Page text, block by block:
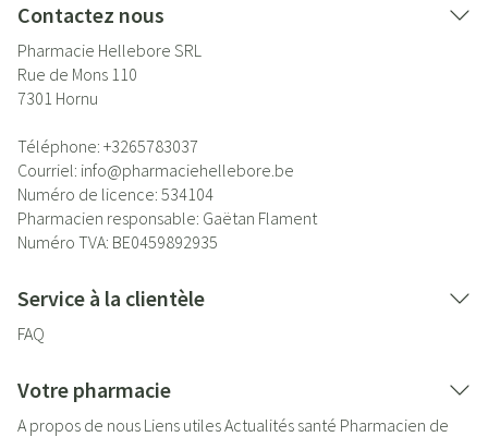
Contactez nous
Pharmacie Hellebore SRL
Rue de Mons 110
7301 Hornu
Téléphone: +3265783037
Courriel: info@pharmaciehellebore.be
Numéro de licence: 534104
Pharmacien responsable: Gaëtan Flament
Numéro TVA: BE0459892935
Service à la clientèle
FAQ
Votre pharmacie
A propos de nous Liens utilesActualités santé Pharmacien de